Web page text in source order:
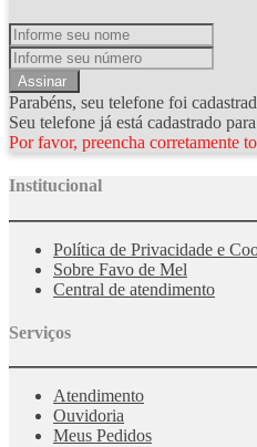
Assinar
Parabéns, seu telefone foi
Seu telefone já está cadastrado
Por favor, preencha corretamente
Institucional
Política de Privacidade e
Sobre Favo de Mel
Central de atendimento
Serviços
Atendimento
Ouvidoria
Meus Pedidos